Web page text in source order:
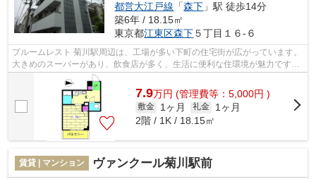
都営大江戸線 「森下 」駅 徒歩14分
築6年 / 18.15㎡
東京都江東区森下５丁目１６-６
プルームレスト 菊川駅周辺は、工場が多い下町の住宅街が広がっています。
大きめのスーパーがあり、飲食店が多く、生活に便利な住環境が魅力です。
治安も良いので女性の一人暮ら...
7.9万円 (管理費等：5,000円 )
敷金 1ヶ月 礼金
1ヶ月
2階 / 1K / 18.15㎡
賃貸 | マンション ヴァンクール菊川駅前